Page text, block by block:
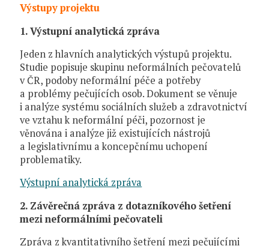
Výstupy projektu
1. Výstupní analytická zpráva
Jeden z hlavních analytických výstupů projektu.
Studie popisuje skupinu neformálních pečovatelů
v ČR, podoby neformální péče a potřeby
a problémy pečujících osob. Dokument se věnuje
i analýze systému sociálních služeb a zdravotnictví
ve vztahu k neformální péči, pozornost je
věnována i analýze již existujících nástrojů
a legislativnímu a koncepčnímu uchopení
problematiky.
Výstupní analytická zpráva
2. Závěrečná zpráva z dotazníkového šetření
mezi neformálními pečovateli
Zpráva z kvantitativního šetření mezi pečujícími